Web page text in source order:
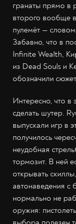
гранаты прямо в
второго вообще
пулемёт —
Забавно, что в
Infinite Wealth,
из Dead Souls и
обозначили
Интересно, что в
сделать шутер.
выпускали игр в
получилось
неудобная
тормозит. В ней
открывать
автонаведения с
нормально не
оружия: